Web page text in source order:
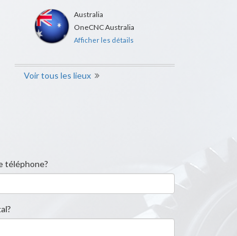
Australia
OneCNC Australia
Afficher les détails
Voir tous les lieux
téléphone?